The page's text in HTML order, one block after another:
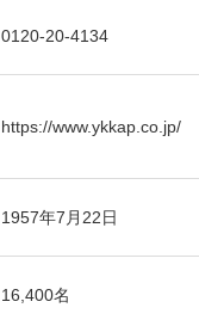
0120-20-4134
https://www.ykkap.co.jp/
1957年7月22日
16,400名